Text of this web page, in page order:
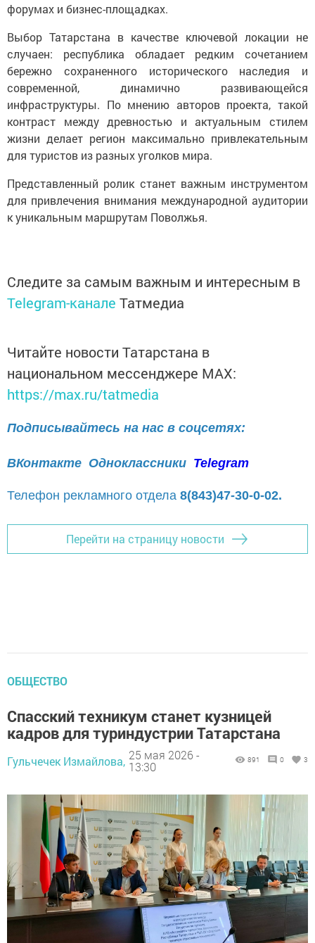
форумах и бизнес-площадках.
Выбор Татарстана в качестве ключевой локации не
случаен: республика обладает редким сочетанием
бережно сохраненного исторического наследия и
современной, динамично развивающейся
инфраструктуры. По мнению авторов проекта, такой
контраст между древностью и актуальным стилем
жизни делает регион максимально привлекательным
для туристов из разных уголков мира.
Представленный ролик станет важным инструментом
для привлечения внимания международной аудитории
к уникальным маршрутам Поволжья.
Следите за самым важным и интересным в
Telegram-канале Татмедиа
Читайте новости Татарстана в
национальном мессенджере MАХ:
https://max.ru/tatmedia
Подписывайтесь на нас в соцсетях:
ВКонтакте Одноклассники Telegram
Телефон рекламного отдела 8(843)47-30-0-02.
Перейти на страницу новости
ОБЩЕСТВО
Спасский техникум станет кузницей
кадров для туриндустрии Татарстана
Гульчечек Измайлова, 25 мая 2026 -
13:30
891 0 3